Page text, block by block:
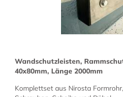
Wand­schutz­leis­ten,
40x80mm, Länge 2000mm
Kom­plett­set aus Ni­ros­ta